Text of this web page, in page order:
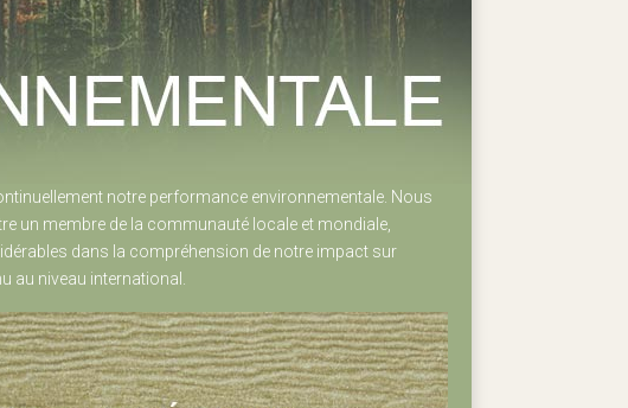
notre performance environnementale. Nous
un membre de la communauté locale et mondiale,
dans la compréhension de notre impact sur
au niveau international.